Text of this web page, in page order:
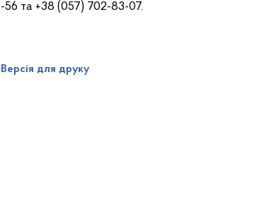
56 та +38 (057) 702-83-07.
Версія для друку